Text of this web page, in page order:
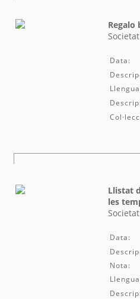
Regalo
Data:
Llistat
les
Data:
Nota: